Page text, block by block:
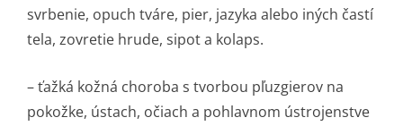
svrbenie, opuch tváre, pier, jazyka alebo iných častí
tela, zovretie hrude, sipot a kolaps.
– ťažká kožná choroba s tvorbou pľuzgierov na
pokožke, ústach, očiach a pohlavnom ústrojenstve